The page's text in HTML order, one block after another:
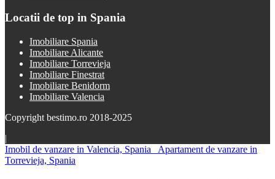
Locatii de top in Spania
Imobiliare Spania
Imobiliare Alicante
Imobiliare Torrevieja
Imobiliare Finestrat
Imobiliare Benidorm
Imobiliare Valencia
Copyright bestimo.ro 2018-2025
|
Imobil de vanzare in Valencia, Spania
Apartament de vanzare in
Torrevieja, Spania